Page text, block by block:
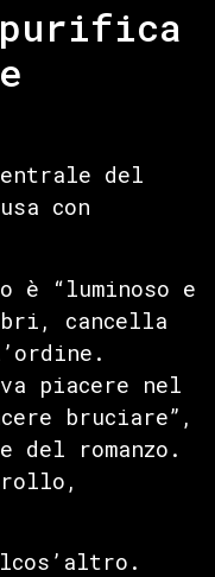
del
con
“luminoso e
cancella
piacere nel
bruciare”,
del romanzo.